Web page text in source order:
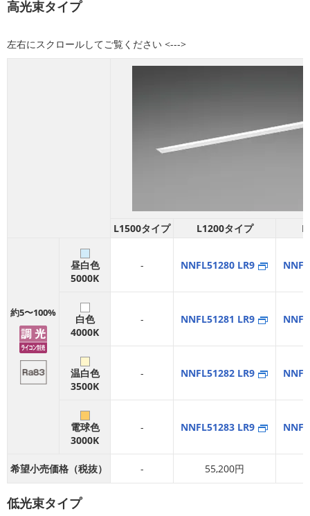
高光束タイプ
L1500タイプ L1200タイプ
約5〜100%
昼白色
5000K
- NNFL51280 LR9
白色
4000K
- NNFL51281 LR9
温白色
3500K
- NNFL51282 LR9
電球色
3000K
- NNFL51283 LR9
希望小売価格（税抜） - 55,200円
低光束タイプ